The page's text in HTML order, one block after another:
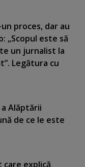
proces, dar au
„Scopul este să
un jurnalist la
Legătura cu
a Alăptării
de ce le este
care explică